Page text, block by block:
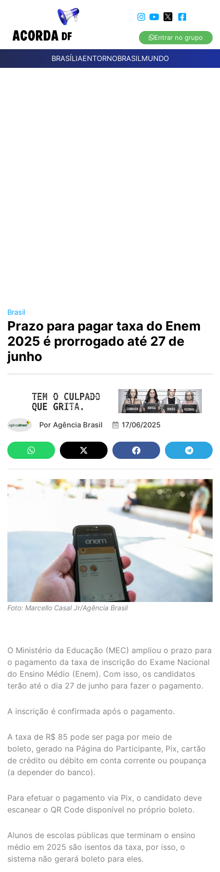
Entrar no grupo
BRASÍLIAENTORNOBRASILMUNDO
Brasil
Prazo para pagar taxa do Enem
2025 é prorrogado até 27 de
junho
Por Agência Brasil 17/06/2025
Foto: Marcello Casal Jr/Agência Brasil
O Ministério da Educação (MEC) ampliou o prazo para
o pagamento da taxa de inscrição do Exame Nacional
do Ensino Médio (Enem). Com isso, os candidatos
terão até o dia 27 de junho para fazer o pagamento.
A inscrição é confirmada após o pagamento.
A taxa de R$ 85 pode ser paga por meio de
boleto, gerado na Página do Participante, Pix, cartão
de crédito ou débito em conta corrente ou poupança
(a depender do banco).
Para efetuar o pagamento via Pix, o candidato deve
escanear o QR Code disponível no próprio boleto.
Alunos de escolas públicas que terminam o ensino
médio em 2025 são isentos da taxa, por isso, o
sistema não gerará boleto para eles.